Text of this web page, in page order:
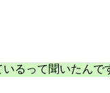
いるって聞いたん